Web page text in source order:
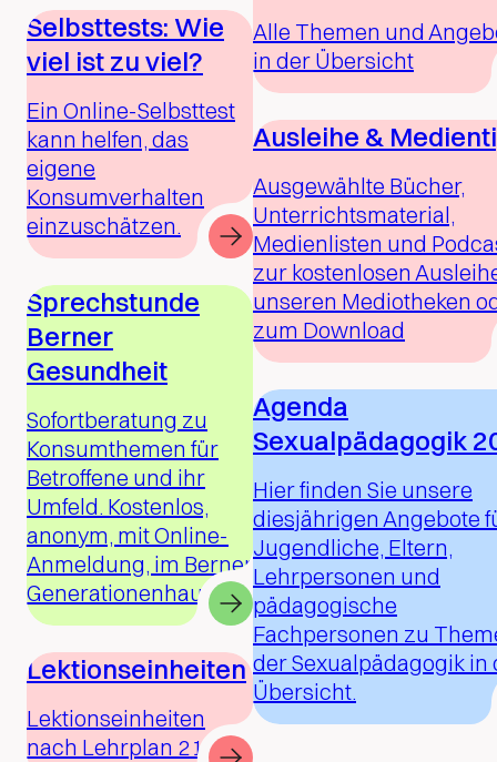
Selbsttests: Wie
viel ist zu viel?
Ein Online-Selbsttest
kann helfen, das
eigene
Konsumverhalten
einzuschätzen.
Sprechstunde
Berner
Gesundheit
Sofortberatung zu
Konsumthemen für
Betroffene und ihr
Umfeld. Kostenlos,
anonym, mit Online-
Anmeldung, im Berner
Generationenhaus.
Lektionseinheiten
Lektionseinheiten
nach Lehrplan 21
Alle Themen und
in der Übersicht
Ausleihe &
Ausgewählte Bücher,
Unterrichtsmaterial,
Medienlisten und
zur kostenlosen
unseren Mediotheken
zum Download
Agenda
Sexualpädagogik
Hier finden Sie unsere
diesjährigen Angebote
Jugendliche, Eltern,
Lehrpersonen und
pädagogische
Fachpersonen zu
der Sexualpädagogik in
Übersicht.